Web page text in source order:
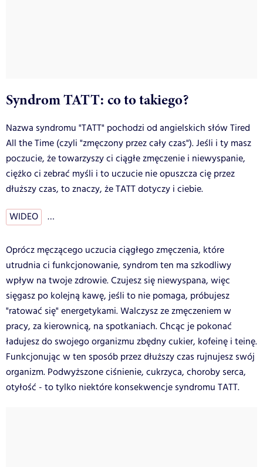
Syndrom TATT: co to takiego?
Nazwa syndromu "TATT" pochodzi od angielskich słów Tired
All the Time (czyli "zmęczony przez cały czas"). Jeśli i ty masz
poczucie, że towarzyszy ci ciągłe zmęczenie i niewyspanie,
ciężko ci zebrać myśli i to uczucie nie opuszcza cię przez
dłuższy czas, to znaczy, że TATT dotyczy i ciebie.
WIDEO …
Oprócz męczącego uczucia ciągłego zmęczenia, które
utrudnia ci funkcjonowanie, syndrom ten ma szkodliwy
wpływ na twoje zdrowie. Czujesz się niewyspana, więc
sięgasz po kolejną kawę, jeśli to nie pomaga, próbujesz
"ratować się" energetykami. Walczysz ze zmęczeniem w
pracy, za kierownicą, na spotkaniach. Chcąc je pokonać
ładujesz do swojego organizmu zbędny cukier, kofeinę i teinę.
Funkcjonując w ten sposób przez dłuższy czas rujnujesz swój
organizm. Podwyższone ciśnienie, cukrzyca, choroby serca,
otyłość - to tylko niektóre konsekwencje syndromu TATT.